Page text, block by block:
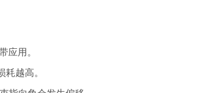
应用。
越高。